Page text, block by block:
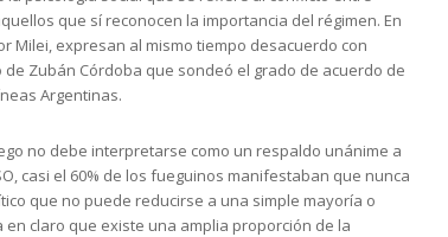
que sí reconocen la importancia del régimen. En
Milei, expresan al mismo tiempo desacuerdo con
Zubán Córdoba que sondeó el grado de acuerdo de
Argentinas.
no debe interpretarse como un respaldo unánime a
casi el 60% de los fueguinos manifestaban que nunca
que no puede reducirse a una simple mayoría o
claro que existe una amplia proporción de la